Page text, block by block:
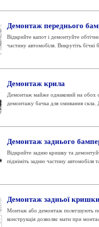
Демонтаж переднього
Відкрийте капот і демонтуйте
частину автомобіля. Викрутіть бічні
Демонтаж крила
Демонтаж майже однаковий на обох
демонтажу бачка для омивання скла.
Демонтаж заднього
Відкрийте задню кришку та
підніміть задню частину автомобіля
Демонтаж задньої
Монтаж або демонтаж полегшують
конструкція дозволяє мати при